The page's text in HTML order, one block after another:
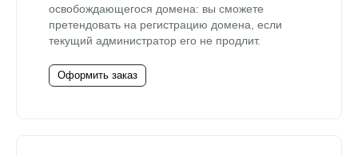
освобождающегося домена: вы сможете
претендовать на регистрацию домена, если
текущий администратор его не продлит.
Оформить заказ